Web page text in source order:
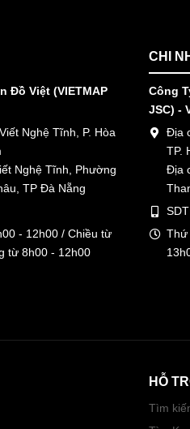
Đồ Việt (VIETMAP
Nghệ Tĩnh, P. Hòa
Nghệ Tĩnh, Phường
TP Đà Nẵng
- 12h00 / Chiều từ
từ 8h00 - 12h00
CHI
Công
JSC) -
Địa
TP.
Địa
Thứ
HỖ
Tìm